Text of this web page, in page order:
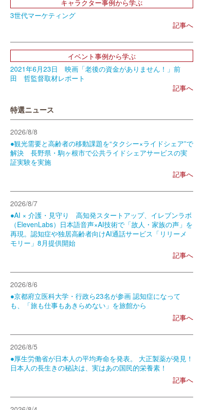
キャラクター事例から学ぶ
3世代マーケティング
記事へ
イベント事例から学ぶ
2021年6月23日 映画「老後の資金がありません！」前
田 哲監督取材レポート
記事へ
特選ニュース
2026/8/8
●観光需要と高齢者の移動課題を“タクシー×ライドシェア”で
解決 長野県・駒ヶ根市で公共ライドシェアサービスの実
証実験を実施
記事へ
2026/8/7
●AI × 介護・見守り 高知発スタートアップ、イレブンラボ
（ElevenLabs）日本語音声×AI技術で「故人・家族の声」を
再現。認知症や独居高齢者向けAI通話サービス「リリーメ
モリー」8月提供開始
記事へ
2026/8/6
●京都府立医科大学・行政ら23名が参画 認知症になって
も、「旅も仕事もあきらめない」を旅館から
記事へ
2026/8/5
●厚生労働省が日本人の平均寿命を発表。 大正製薬が発見！
日本人の長生きの秘訣は、実はあの国民的栄養素！
記事へ